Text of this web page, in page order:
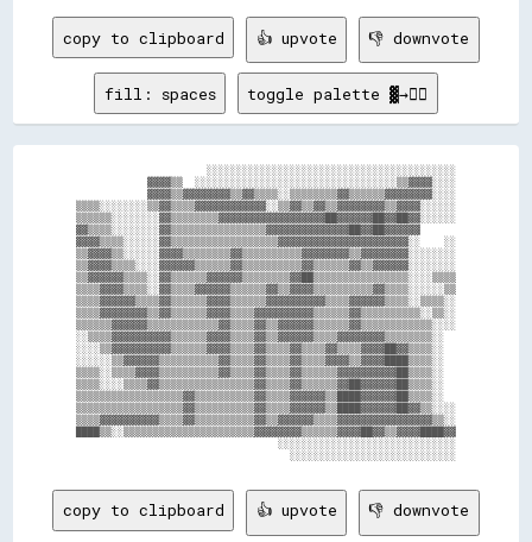
copy to clipboard 👍 upvote 👎 downvote
fill: spaces toggle palette ▓→✊🏽
                      ░░░░░░░░░░░░░░░░░░░░░░░░░░░░░░░░░░░░░░░░░░
            ▓▓▓▓▒▒  ░░░░░░░░░░░░░░░░░░░░░░░░░░░░░░░░░░▒▒▓▓▓▓░░░░
            ▓▓▓▓▒▒▓▓▓▓▓▓▓▓▒▒▓▓▒▒▒▒░░▒▒▒▒▒▒▒▒▓▓▒▒▒▒▒▒▓▓▓▓▓▓▓▓░░░░
▒▒▒▒░░░░░░░░▒▒▓▓▒▒▒▒▓▓▓▓▓▓▓▓▓▓▓▓░░▒▒▓▓▒▒▓▓▒▒▓▓▓▓▓▓▓▓▒▒▓▓▓▓░░░░░░
▒▒▒▒▒▒░░░░░░░░▓▓▒▒▒▒▒▒▒▒▓▓▓▓▓▓▓▓▓▓▓▓▓▓▓▓▓▓██▓▓▓▓▓▓██▓▓██▓▓░░░░░░
▓▓▒▒▒▒░░░░░░░░▓▓▒▒▒▒▒▒▒▒▒▒▒▒▒▒▒▒▓▓▓▓▓▓▓▓▓▓▓▓▓▓██▓▓██▓▓▓▓▓▓
▓▓▓▓▒▒▒▒░░░░░░▓▓▒▒▒▒▒▒▒▒▒▒▒▒▒▒▒▒▒▒▓▓▓▓▓▓▓▓▓▓▓▓▓▓▓▓▓▓▓▓▓▓░░    ░░
▒▒▓▓▓▓▒▒░░░░░░▓▓▓▓▒▒▒▒▒▒▒▒▓▓▒▒▒▒▒▒▒▒▒▒▓▓▓▓▓▓▓▓▒▒▓▓▓▓▓▓▓▓░░░░░░░░
▒▒▓▓▓▓▒▒▒▒░░░░▓▓▓▓▓▓▒▒▒▒▒▒▓▓▒▒▒▒▒▒▒▒▒▒▓▓▒▒▒▒▒▒▓▓▒▒▓▓▓▓▓▓░░░░░░░░
▒▒▓▓▓▓▓▓▒▒▒▒░░▓▓▒▒▒▒▒▒▓▓▓▓▓▓▒▒▒▒▒▒▒▒▓▓██▒▒▒▒▒▒▒▒▒▒▒▒▒▒▒▒░░░░▒▒▒▒
▒▒▒▒▓▓▓▓▒▒▒▒░░▓▓▒▒▒▒▓▓▓▓▓▓▒▒▒▒▒▒▓▓▒▒▓▓▓▓▒▒▒▒▒▒▒▒▒▒▓▓▒▒▒▒░░░░░░▒▒
▒▒▒▒▓▓▓▓▓▓▒▒▒▒▓▓▒▒▒▒▒▒▓▓▓▓▒▒▒▒▒▒▓▓▓▓▓▓▓▓▓▓▒▒▒▒▓▓▓▓▓▓▒▒▒▒░░▒▒▒▒░░
▒▒▒▒▓▓▓▓▓▓▓▓▒▒▓▓▒▒▒▒▒▒▓▓▓▓▒▒▒▒▓▓▓▓▓▓▓▓▓▓▒▒▒▒▒▒▓▓▒▒▒▒▒▒▒▒▒▒░░▒▒░░
▒▒▒▒▒▒▓▓▓▓▓▓▒▒▒▒▒▒▒▒▒▒▒▒▓▓▒▒▒▒▓▓▒▒▓▓▓▓▓▓▒▒▒▒▒▒▓▓▒▒▒▒▒▒▒▒▒▒▒▒░░░░
░░▒▒▒▒▓▓▓▓▓▓▓▓▓▓▒▒▒▒▒▒▓▓▓▓▒▒▒▒▓▓▒▒▓▓▓▓▓▓▒▒▒▒▓▓▓▓▓▓▓▓▒▒▒▒▒▒▒▒░░
░░░░▒▒▓▓▓▓▓▓▓▓▓▓▒▒▒▒▒▒▓▓▓▓▒▒▒▒▓▓▒▒▒▒▓▓▒▒▒▒▓▓▒▒▒▒▓▓▓▓██▓▓▒▒▒▒░░
░░░░░░▒▒▓▓▓▓▓▓▒▒▒▒▒▒▒▒▒▒▓▓▒▒▒▒▓▓▒▒▒▒▓▓▒▒▒▒▓▓▓▓▒▒▓▓▓▓████▒▒▒▒░░
▒▒▒▒░░▒▒▒▒▓▓▓▓▒▒▒▒▒▒▒▒▒▒▓▓▒▒▒▒▓▓▒▒▒▒▓▓▒▒▒▒▒▒▓▓▓▓▓▓▓▓▓▓██▒▒▒▒░░
▒▒▒▒░░░░▒▒▒▒▓▓▒▒▒▒▒▒▒▒▒▒▒▒▒▒▒▒▓▓▒▒▒▒▓▓▒▒▒▒▒▒▓▓██▓▓▓▓▓▓██▒▒▒▒░░
▒▒▒▒▒▒▒▒▒▒▒▒▒▒▒▒▒▒▓▓▒▒▒▒▒▒▒▒▒▒▓▓▒▒▒▒▓▓▓▓▓▓▒▒████▓▓▓▓▓▓██▒▒▒▒░░
▒▒▒▒▒▒▒▒▒▒▒▒▒▒▒▒▒▒▓▓▒▒▒▒▒▒▒▒▒▒▓▓▒▒▒▒▓▓▓▓▓▓▒▒████▓▓▓▓▓▓██▓▓▒▒░░░░
▒▒▒▒▓▓▓▓▓▓▓▓▓▓▒▒▒▒▓▓▒▒▒▒▒▒▒▒▒▒▓▓▒▒▓▓▓▓▓▓▒▒▒▒▓▓▓▓▓▓▓▓▓▓▓▓▓▓▓▓▒▒░░
████▒▒░░▒▒▒▒▒▒▒▒▒▒▒▒▒▒▒▒▒▒▒▒▒▒▓▓▓▓▓▓▓▓▒▒▒▒▒▒▓▓▓▓██▓▓▒▒▓▓▓▓████▓▓
                                  ░░░░░░░░░░░░░░░░░░░░░░░░░░░░░░
copy to clipboard 👍 upvote 👎 downvote